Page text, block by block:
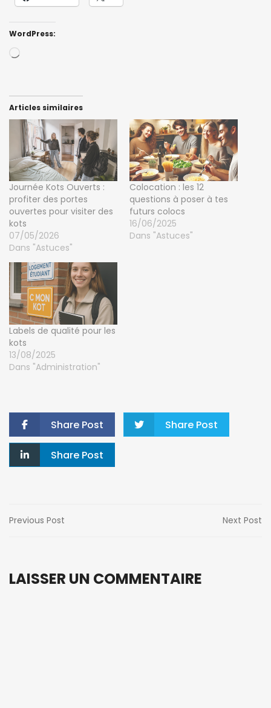
WordPress:
Loading…
Articles similaires
Journée Kots Ouverts :
profiter des portes
ouvertes pour visiter des
kots
07/05/2026
Dans "Astuces"
Colocation : les 12
questions à poser à tes
futurs colocs
16/06/2025
Dans "Astuces"
Labels de qualité pour les
kots
13/08/2025
Dans "Administration"
Share Post Share Post
Share Post
Previous Post Next Post
LAISSER UN COMMENTAIRE